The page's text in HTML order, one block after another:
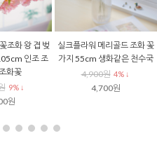
조화 왕 겹 벚
인조 조
화꽃
9% ↓
원
실크플라워 메리골드 조화 꽃
가지 55cm 생화같은 천수국
4,900원 4% ↓
4,700원